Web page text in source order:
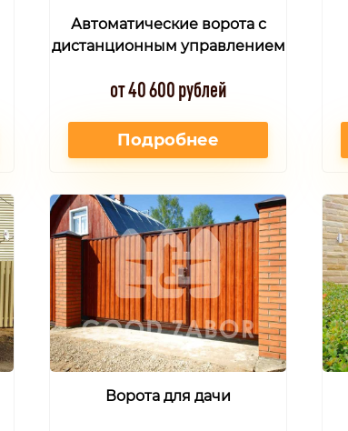
Автоматические ворота с
дистанционным управлением
от 40 600 рублей
Подробнее
Ворота для дачи